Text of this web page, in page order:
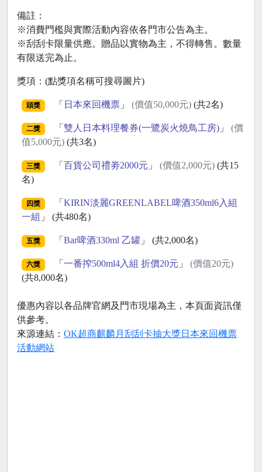
備註：
※消費門檻與實際活動內容依各門市公告為主。
※刮刮卡限量供應。贈品以實物為主，不得轉售。數量
有限送完為止。
獎項：(點獎項名稱可搜尋圖片)
頭獎 「 日本來回機票」 (價值50,000元)(共2名)
二獎 「 雙人日本料理餐券(一鷺炭火燒鳥工房)」 (價
值5,000元) (共3名)
三獎 「 百貨公司禮劵2000元 」 (價值2,000元)(共15
名)
四獎 「 KIRIN淡麗GREENLABEL啤酒350ml6入組
一組 」 (共480名)
五獎 「 Bar啤酒330ml 乙罐」 (共2,000名)
六獎 「 一番搾500ml4入組 折價20元 」 (價值20元)
(共8,000名)
優惠內容以各品牌官網及門市現場為主，本頁面資訊僅
供參考。
來源連結： OK超商麒麟月刮刮卡抽大獎日本來回機票
活動網站